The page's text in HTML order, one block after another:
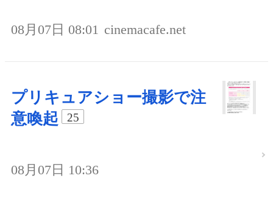
08月07日 08:01 cinemacafe.net
プリキュアショー撮影で注
意喚起
25
08月07日 10:36